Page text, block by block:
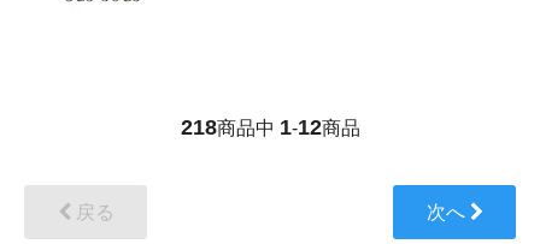
218商品中 1-12商品
戻る 次へ